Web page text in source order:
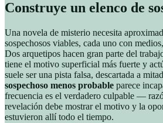
Construye un elenco de
Una novela de misterio necesita
sospechosos viables, cada uno con
Dos arquetipos hacen gran parte del
tiene el motivo superficial más fuerte y
suele ser una pista falsa, descartada a
sospechoso menos probable parece
frecuencia es el verdadero culpable —
revelación debe mostrar el motivo y la
estuvieron allí todo el tiempo.